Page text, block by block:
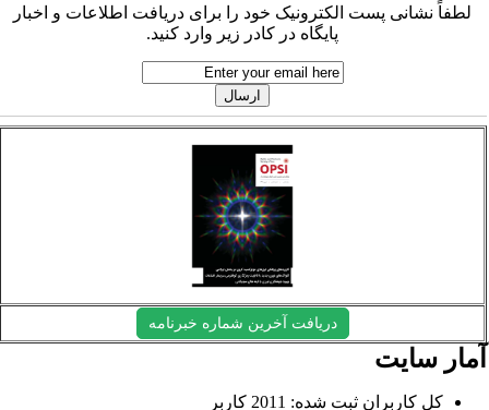
لطفاً نشانی پست الکترونیک خود را برای دریافت اطلاعات و اخبار
پایگاه در کادر زیر وارد کنید.
دریافت آخرین شماره خبرنامه
سایت
کل کاربران ثبت شده: 2011 کاربر